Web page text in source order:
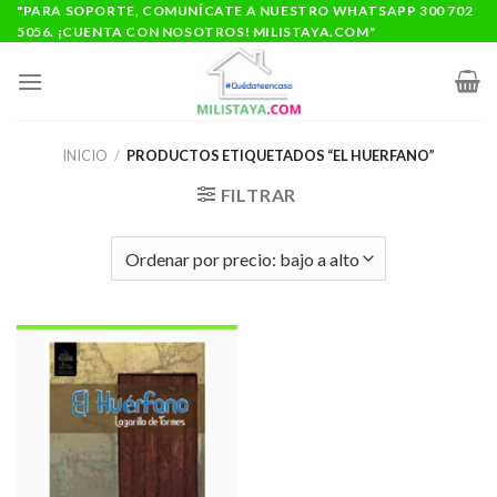
Saltar
al
"PARA SOPORTE, COMUNÍCATE A NUESTRO WHATSAPP 300 702
5056. ¡CUENTA CON NOSOTROS! MILISTAYA.COM"
INICIO / PRODUCTOS ETIQUETADOS “EL HUERFANO”
FILTRAR